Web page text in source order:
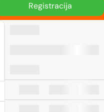
Registracija